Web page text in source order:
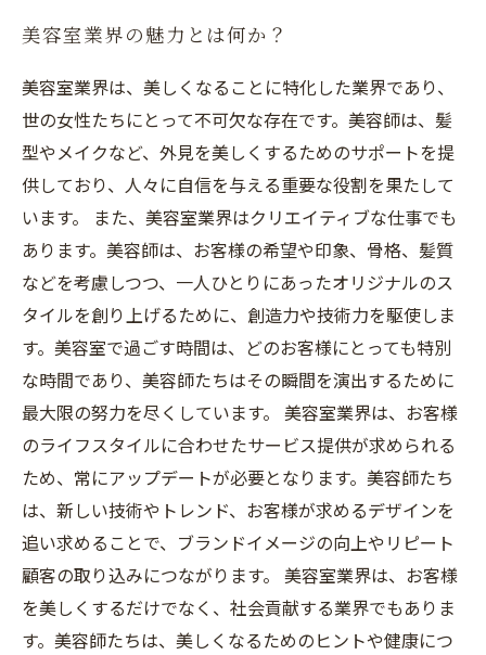
美容室業界の魅力とは何か？
美容室業界は、美しくなることに特化した業界であり、
世の女性たちにとって不可欠な存在です。美容師は、髪
型やメイクなど、外見を美しくするためのサポートを提
供しており、人々に自信を与える重要な役割を果たして
います。 また、美容室業界はクリエイティブな仕事でも
あります。美容師は、お客様の希望や印象、骨格、髪質
などを考慮しつつ、一人ひとりにあったオリジナルのス
タイルを創り上げるために、創造力や技術力を駆使しま
す。美容室で過ごす時間は、どのお客様にとっても特別
な時間であり、美容師たちはその瞬間を演出するために
最大限の努力を尽くしています。 美容室業界は、お客様
のライフスタイルに合わせたサービス提供が求められる
ため、常にアップデートが必要となります。美容師たち
は、新しい技術やトレンド、お客様が求めるデザインを
追い求めることで、ブランドイメージの向上やリピート
顧客の取り込みにつながります。 美容室業界は、お客様
を美しくするだけでなく、社会貢献する業界でもありま
す。美容師たちは、美しくなるためのヒントや健康につ